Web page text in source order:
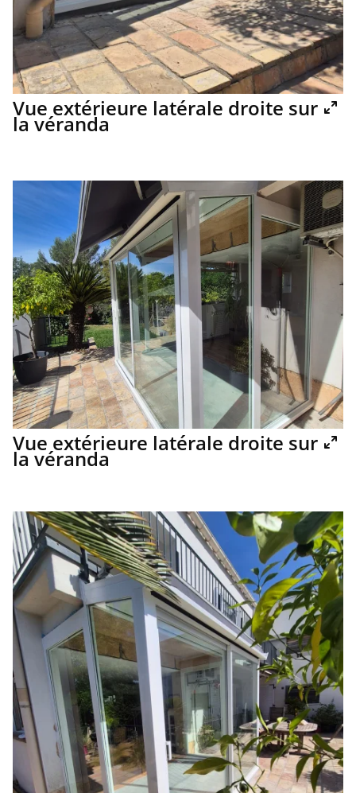
Vue extérieure latérale droite sur
la véranda
Vue extérieure latérale droite sur
la véranda